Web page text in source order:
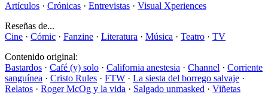
Artículos · Crónicas · Entrevistas · Visual Xperiences
Reseñas de...
Cine · Cómic · Fanzine · Literatura · Música · Teatro · TV
Contenido original:
Bastardos · Café (y) solo · California anestesia · Channel · Corriente
sanguínea · Cristo Rules · FTW · La siesta del borrego salvaje ·
Relatos · Roger McOg y la vida · Salgado unmasked · Viñetas